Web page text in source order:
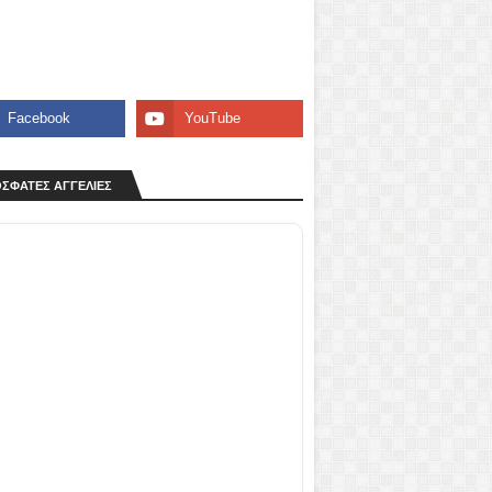
ΑΓΓΕΛΙΕΣ